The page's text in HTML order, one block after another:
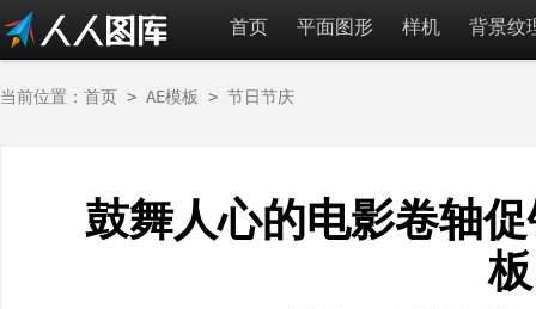
首页 平面图形 样机 背景纹
当前位置： 首页 > AE模板 > 节日节庆
鼓舞人心的电影卷轴
板